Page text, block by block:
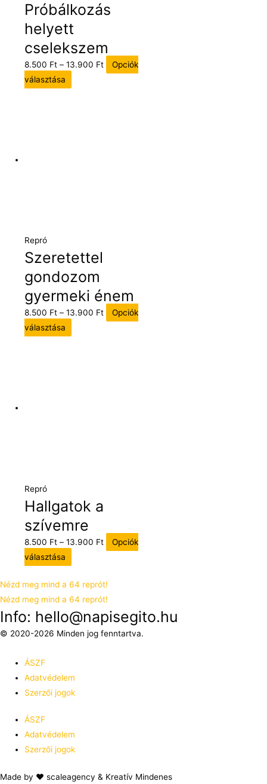
Próbálkozás
helyett
cselekszem
8.500 Ft –13.900 Ft
Opciók
választása
Repró
Szeretettel
gondozom
gyermeki énem
8.500 Ft –13.900 Ft
Opciók
választása
Repró
Hallgatok a
szívemre
8.500 Ft –13.900 Ft
Opciók
választása
Nézd meg mind a 64 reprót!
Nézd meg mind a 64 reprót!
Info: hello@napisegito.hu
© 2020-2026 Minden jog fenntartva.
ÁSZF
Adatvédelem
Szerzői jogok
ÁSZF
Adatvédelem
Szerzői jogok
Made by ❤️ scaleagency & Kreatív Mindenes